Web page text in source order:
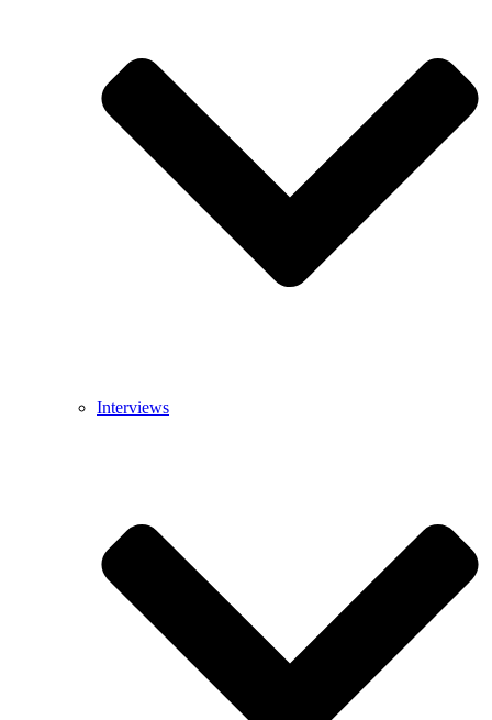
Interviews